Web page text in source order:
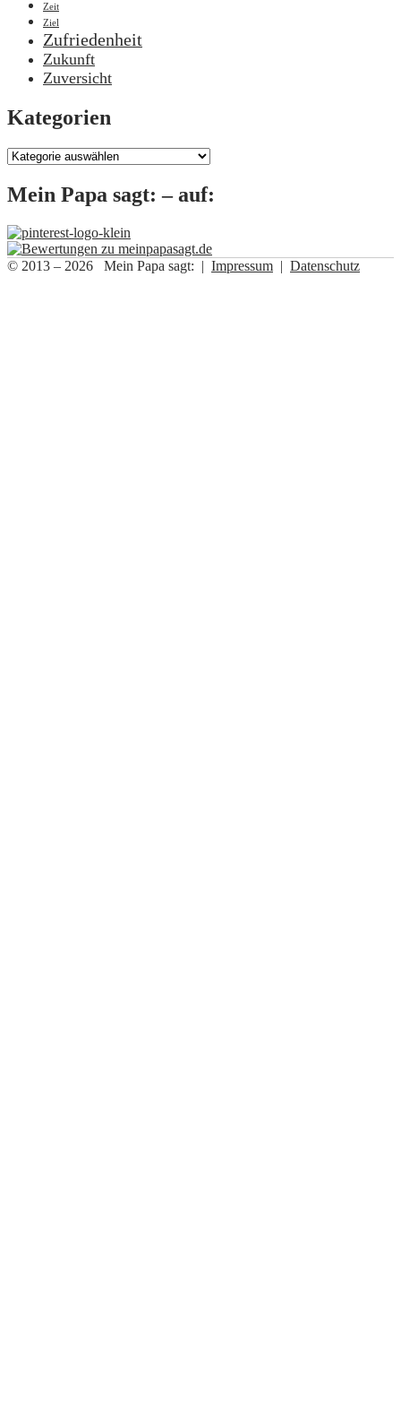
Zeit
Ziel
Zufriedenheit
Zukunft
Zuversicht
Kategorien
Kategorien
Mein Papa sagt: – auf:
© 2013 – 2026 Mein Papa sagt: | Impressum | Datenschutz